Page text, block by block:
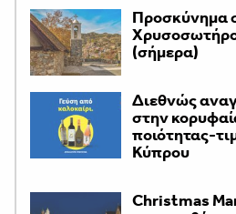
Προσκύνημα
(σήμερα)
Διεθνώς
στην
ποιότητας-
Κύπρου
Christmas